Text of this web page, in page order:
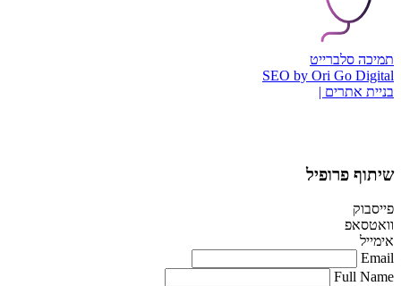
תמיכה סלברייט
SEO by Ori Go Digital
בניית אתרים |
שיתוף פרופיל
פייסבוק
וואטסאפ
אימייל
Email
Full Name